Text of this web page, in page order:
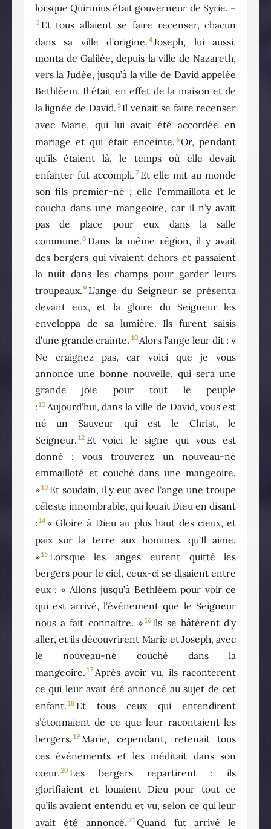
lorsque Quirinius était gouverneur de Syrie. –
3 Et tous allaient se faire recenser, chacun
dans sa ville d’origine. 4Joseph, lui aussi,
monta de Galilée, depuis la ville de Nazareth,
vers la Judée, jusqu’à la ville de David appelée
Bethléem. Il était en effet de la maison et de
la lignée de David. 5 Il venait se faire recenser
avec Marie, qui lui avait été accordée en
mariage et qui était enceinte. 6Or, pendant
qu’ils étaient là, le temps où elle devait
enfanter fut accompli. 7 Et elle mit au monde
son fils premier-né ; elle l’emmaillota et le
coucha dans une mangeoire, car il n’y avait
pas de place pour eux dans la salle
commune.8 Dans la même région, il y avait
des bergers qui vivaient dehors et passaient
la nuit dans les champs pour garder leurs
troupeaux.9 L’ange du Seigneur se présenta
devant eux, et la gloire du Seigneur les
enveloppa de sa lumière. Ils furent saisis
d’une grande crainte. 10Alors l’ange leur dit : «
Ne craignez pas, car voici que je vous
annonce une bonne nouvelle, qui sera une
grande joie pour tout le peuple
: 11 Aujourd’hui, dans la ville de David, vous est
né un Sauveur qui est le Christ, le
Seigneur. 12 Et voici le signe qui vous est
donné : vous trouverez un nouveau-né
emmailloté et couché dans une mangeoire.
»13 Et soudain, il y eut avec l’ange une troupe
céleste innombrable, qui louait Dieu en disant
: 14 « Gloire à Dieu au plus haut des cieux, et
paix sur la terre aux hommes, qu’Il aime.
»15 Lorsque les anges eurent quitté les
bergers pour le ciel, ceux-ci se disaient entre
eux : « Allons jusqu’à Bethléem pour voir ce
qui est arrivé, l’événement que le Seigneur
nous a fait connaître. » 16 Ils se hâtèrent d’y
aller, et ils découvrirent Marie et Joseph, avec
le nouveau-né couché dans la
mangeoire. 17 Après avoir vu, ils racontèrent
ce qui leur avait été annoncé au sujet de cet
enfant. 18 Et tous ceux qui entendirent
s’étonnaient de ce que leur racontaient les
bergers. 19 Marie, cependant, retenait tous
ces événements et les méditait dans son
cœur.20 Les bergers repartirent ; ils
glorifiaient et louaient Dieu pour tout ce
qu’ils avaient entendu et vu, selon ce qui leur
avait été annoncé. 21 Quand fut arrivé le